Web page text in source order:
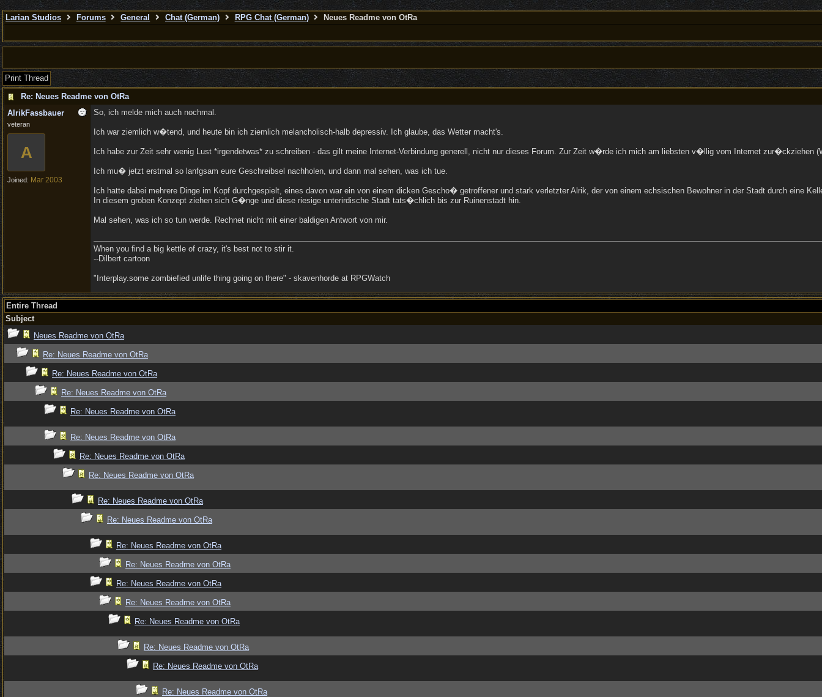
Larian Studios Forums General Chat (German) RPG Chat (German) Neues Readme von OtRa
Print Thread
Re: Neues Readme von OtRa
AlrikFassbauer
veteran
A
Joined: Mar 2003
So, ich melde mich auch nochmal.
Ich war ziemlich w�tend, und heute bin ich ziemlich melancholisch-halb depressiv. Ich glaube, das Wetter macht's.
Ich habe zur Zeit sehr wenig Lust *irgendetwas* zu schreiben - das gilt meine Internet-Verbindung generell, nicht nur dieses Forum. Zur Zeit w�rde ich mich am liebsten v�llig vom Internet zur�ckziehen
Ich mu� jetzt erstmal so lanfgsam eure Geschreibsel nachholen, und dann mal sehen, was ich tue.
Ich hatte dabei mehrere Dinge im Kopf durchgespielt, eines davon war ein von einem dicken Gescho� getroffener und stark verletzter Alrik, der von einem echsischen Bewohner in der Stadt durch
In diesem groben Konzept ziehen sich G�nge und diese riesige unterirdische Stadt tats�chlich bis zur Ruinenstadt hin.
Mal sehen, was ich so tun werde. Rechnet nicht mit einer baldigen Antwort von mir.
When you find a big kettle of crazy, it's best not to stir it.
--Dilbert cartoon
"Interplay.some zombiefied unlife thing going on there" - skavenhorde at RPGWatch
Entire Thread
Subject
Neues Readme von OtRa
Re: Neues Readme von OtRa
Re: Neues Readme von OtRa
Re: Neues Readme von OtRa
Re: Neues Readme von OtRa
Re: Neues Readme von OtRa
Re: Neues Readme von OtRa
Re: Neues Readme von OtRa
Re: Neues Readme von OtRa
Re: Neues Readme von OtRa
Re: Neues Readme von OtRa
Re: Neues Readme von OtRa
Re: Neues Readme von OtRa
Re: Neues Readme von OtRa
Re: Neues Readme von OtRa
Re: Neues Readme von OtRa
Re: Neues Readme von OtRa
Re: Neues Readme von OtRa